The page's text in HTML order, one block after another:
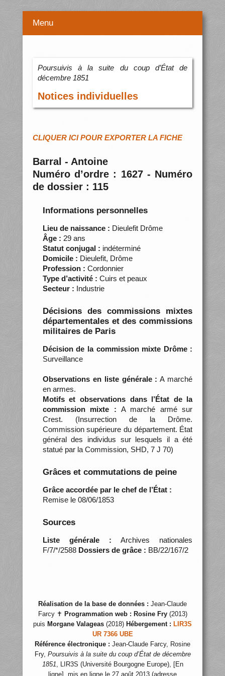
Menu
Poursuivis à la suite du coup d’État de
décembre 1851
Notices individuelles
CLIQUER ICI POUR EXPORTER LA FICHE
Barral - Antoine
Numéro d’ordre : 1627 - Numéro
de dossier : 115
Informations personnelles
Lieu de naissance : Dieulefit Drôme
Âge : 29 ans
Statut conjugal : indéterminé
Domicile : Dieulefit, Drôme
Profession : Cordonnier
Type d’activité : Cuirs et peaux
Secteur : Industrie
Décisions des commissions mixtes
départementales et des commissions
militaires de Paris
Décision de la commission mixte Drôme :
Surveillance
Observations en liste générale : A marché
en armes.
Motifs et observations dans l’État de la
commission mixte : A marché armé sur
Crest. (Insurrection de la Drôme.
Commission supérieure du département. État
général des individus sur lesquels il a été
statué par la Commission, SHD, 7 J 70)
Grâces et commutations de peine
Grâce accordée par le chef de l’État :
Remise le 08/06/1853
Sources
Liste générale : Archives nationales
F/7/*/2588 Dossiers de grâce : BB/22/167/2
Réalisation de la base de données : Jean-Claude
Farcy ✝ Programmation web : Rosine Fry(2013)
puis Morgane Valageas (2018) Hébergement : LIR3S
UR 7366 UBE
Référence électronique : Jean-Claude Farcy, Rosine
Fry, Poursuivis à la suite du coup d’État de décembre
1851, LIR3S (Université Bourgogne Europe), [En
ligne], mis en ligne le 27 août 2013 (adresse